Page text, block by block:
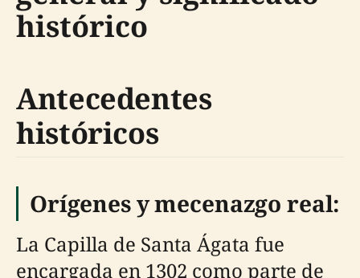
histórico
Antecedentes
históricos
Orígenes y mecenazgo real:
La Capilla de Santa Ágata fue
encargada en 1302 como parte de